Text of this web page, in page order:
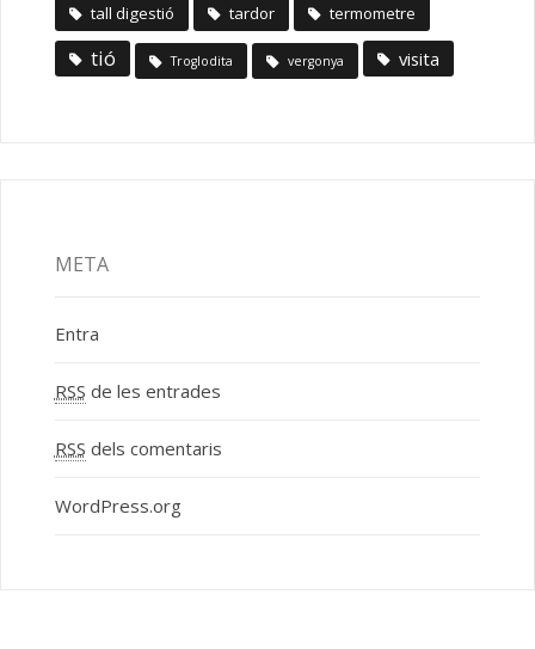
tall digestió tardor termometre
tió Troglodita vergonya visita
META
Entra
RSS de les entrades
RSS dels comentaris
WordPress.org